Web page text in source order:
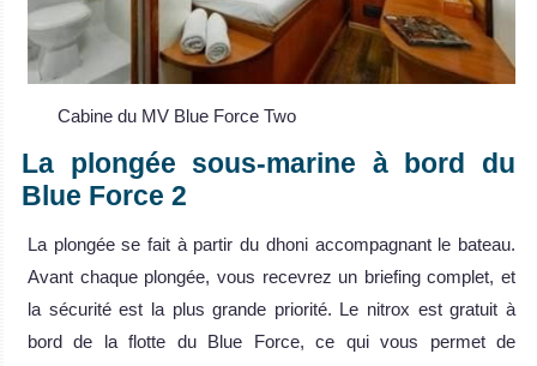
Cabine du MV Blue Force Two
La plongée sous-marine à bord du
Blue Force 2
La plongée se fait à partir du dhoni accompagnant le bateau.
Avant chaque plongée, vous recevrez un briefing complet, et
la sécurité est la plus grande priorité. Le nitrox est gratuit à
bord de la flotte du Blue Force, ce qui vous permet de